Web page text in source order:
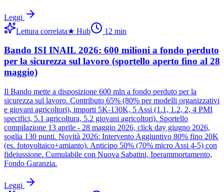
Leggi
Lettura correlata★ Hub 12 min
Bando ISI INAIL 2026: 600 milioni a fondo perduto
per la sicurezza sul lavoro (sportello aperto fino al 28
maggio)
Il Bando mette a disposizione 600 mln a fondo perduto per la
sicurezza sul lavoro. Contributo 65% (80% per modelli organizzativi
e giovani agricoltori), importi 5K-130K, 5 Assi (1.1, 1.2, 2, 4 PMI
specifici, 5.1 agricoltura, 5.2 giovani agricoltori). Sportello
compilazione 13 aprile - 28 maggio 2026, click day giugno 2026,
soglia 130 punti. Novità 2026: Intervento Aggiuntivo 80% fino 20K
(es. fotovoltaico+amianto). Anticipo 50% (70% micro Assi 4-5) con
fideiussione. Cumulabile con Nuova Sabatini, Iperammortamento,
Fondo Garanzia.
Leggi